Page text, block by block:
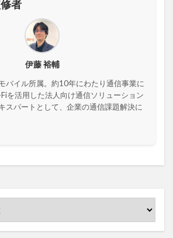
者
伊藤 裕輔
バイル所属。約10年にわたり通信事業に
を活用した法人向け通信ソリューション
スパートとして、企業の通信課題解決に